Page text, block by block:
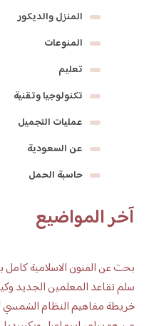
المنزل والديكور
المنوعات
تعليم
تكنولوجيا وتقنية
عمليات التجميل
عن السعودية
حاسبة الحمل
آخر المواضيع
بحث عن الفنون الاسلامية كامل
سلم تقاعد المعلمين الجديد
خريطة مفاهيم النظام الشمسي pdf